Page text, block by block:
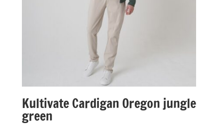
Kultivate Cardigan Oregon jungle
green